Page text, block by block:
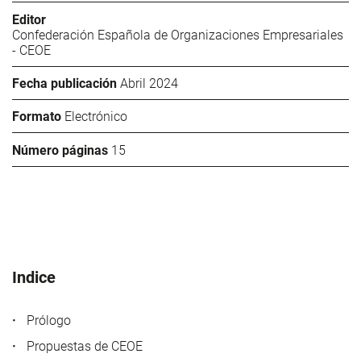
Editor
Confederación Española de Organizaciones Empresariales
- CEOE
Fecha publicación Abril 2024
Formato Electrónico
Número páginas 15
Indice
Prólogo
Propuestas de CEOE